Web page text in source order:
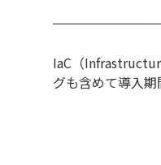
IaC（
グも含めて導入期